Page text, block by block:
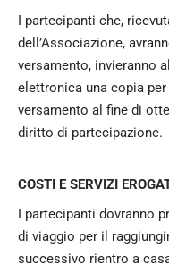
I partecipanti che,
dell’Associazione,
versamento, invieranno
elettronica una copia
versamento al fine di
diritto di partecipazione.
COSTI E SERVIZI
I partecipanti dovranno
di viaggio per il
successivo rientro a